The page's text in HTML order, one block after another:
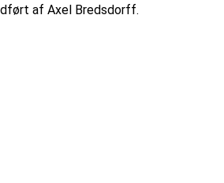
af Axel Bredsdorff.